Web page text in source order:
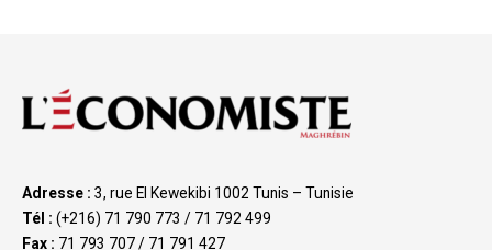
Adresse : 3, rue El Kewekibi 1002 Tunis – Tunisie
Tél : (+216) 71 790 773 / 71 792 499
Fax : 71 793 707 / 71 791 427